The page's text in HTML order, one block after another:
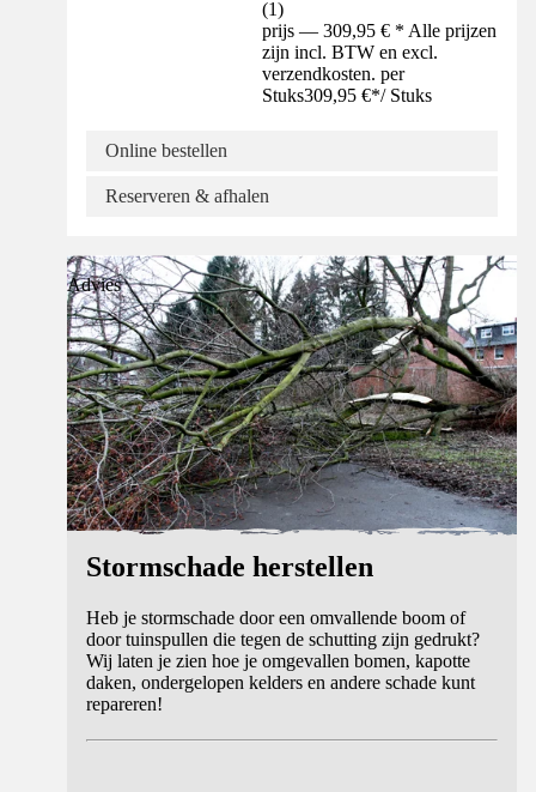
(1)
prijs — 309,95 € * Alle prijzen
zijn incl. BTW en excl.
verzendkosten. per
Stuks309,95 €*/ Stuks
Online bestellen
Reserveren & afhalen
Advies
Stormschade herstellen
Heb je stormschade door een omvallende boom of
door tuinspullen die tegen de schutting zijn gedrukt?
Wij laten je zien hoe je omgevallen bomen, kapotte
daken, ondergelopen kelders en andere schade kunt
repareren!